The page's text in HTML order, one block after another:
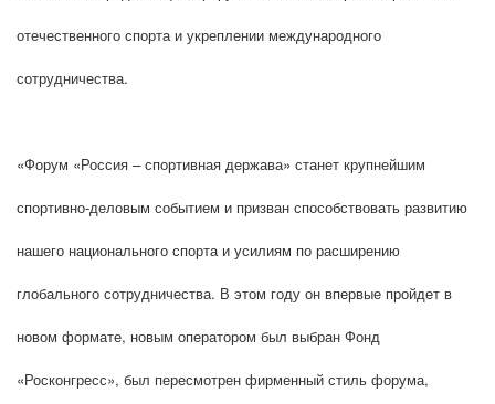
отечественного спорта и укреплении международного
сотрудничества.
«Форум «Россия – спортивная держава» станет крупнейшим
спортивно-деловым событием и призван способствовать развитию
нашего национального спорта и усилиям по расширению
глобального сотрудничества. В этом году он впервые пройдет в
новом формате, новым оператором был выбран Фонд
«Росконгресс», был пересмотрен фирменный стиль форума,